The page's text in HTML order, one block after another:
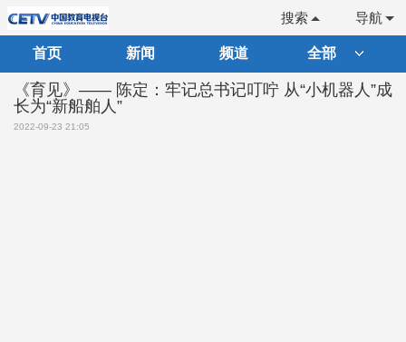
导航
搜索
首页 新闻 频道 全部
《育见》—— 陈定：牢记总书记叮咛 从“小机器人”成
长为“新船舶人”
2022-09-23 21:05